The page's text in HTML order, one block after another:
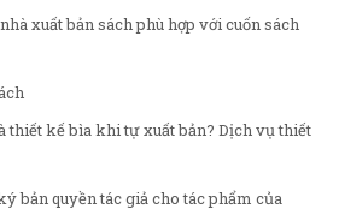
xuất bản sách phù hợp với cuốn sách
thiết kế bìa khi tự xuất bản? Dịch vụ thiết
bản quyền tác giả cho tác phẩm của